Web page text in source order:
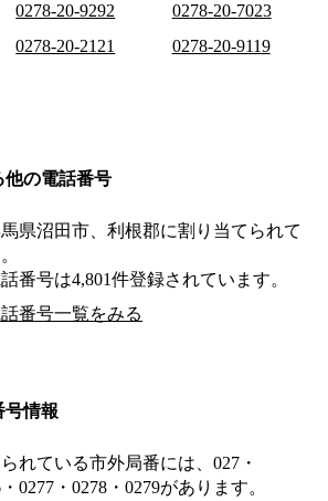
0278-20-9292
0278-20-7023
0278-20-2121
0278-20-9119
他の電話番号
県沼田市、利根郡に割り当てられて
番号は4,801件登録されています。
番号一覧をみる
号情報
れている市外局番には、027・
0277・0278・0279があります。